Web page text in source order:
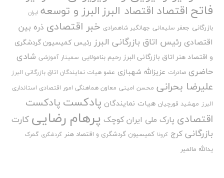
فاتح اقتصاد اقتصاد البرزالبرز و توسعه ایران
بازرگانی جعفر سلیمانی جهانگیر شاهمرادی خبر اقتصادی ذره بین
اقتصادی رئیس اتاق بازرگانی البرز رئیس کمیسیون گردشگری
و اقتصاد هنر اتاق بازرگانی البرز رحیم بنامولایی سمینار آموزشی شادی
حاضری صادرات عزیزالله شهبازی عضو هیات نمایندگان اتاق بازرگانی البرز
علیرضا بحرانی محسن امینی معاون هماهنگی امور اقتصادی استانداری
البرز مهشید قورچیان هیات نمایندگان پادکست پادکست
اقتصادی پارک ملی ایران کوچک پرهام رضایی کارت
بازرگانی کرج کرونا کمیسیون گردشگری و اقتصاد هنر گردشگری گمرک
یدالله مالمیر